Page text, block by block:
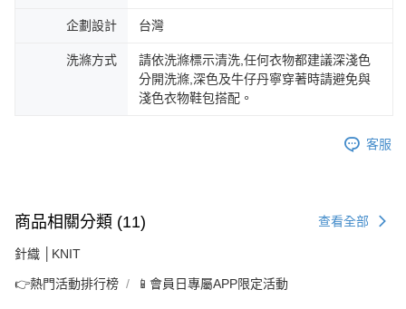
企劃設計 台灣
洗滌方式
請依洗滌標示清洗,任何衣物都建議深淺色
分開洗滌,深色及牛仔丹寧穿著時請避免與
淺色衣物鞋包搭配。
客服
商品相關分類 (11) 查看全部
針織 │KNIT
👉熱門活動排行榜 📱會員日專屬APP限定活動